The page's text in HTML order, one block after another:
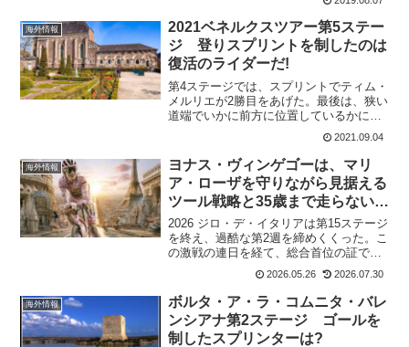
ル・ド・フランスで謎のリタイヤをした
ローハン・デニスも含まれている。 オー
ストラリア男子...
海外情報
2021ベネルクスツアー第5ステー
ジ 登りスプリントを制したのは
復活のライダーだ!
第4ステージでは、スプリントでティム・
メルリエが2勝目をあげた。最後は、狭い
道端でいかに前方に位置しているかによ
って勝負に絡めるかが決まる展開となっ
た。第5ステージに先立ち、Deceuninck-
Quick-Stepのレムコ・エヴェネプール...
2021.09.04
海外情報
ヨナス・ヴィンゲゴーは、マリ
ア・ローザを守りながら見据える
ツール戦略と35歳まで走らないこ
とを明言
2026 ジロ・デ・イタリアは第15ステージ
を終え、過酷な第2週を締めくくった。こ
の激戦の連日を経て、総合首位の証であ
るマリア・ローザを確固たるものにして
いるのがヨナス・ヴィンゲゴーだ。彼は
第14ステージでの圧倒的な走りで、総合2
位のアフォ...
2026.05.26 2026.07.30
海外情報
ボルタ・ア・ラ・コムニタ・バレ
ンシアナ第2ステージ ゴールを
制したスプリンターは?